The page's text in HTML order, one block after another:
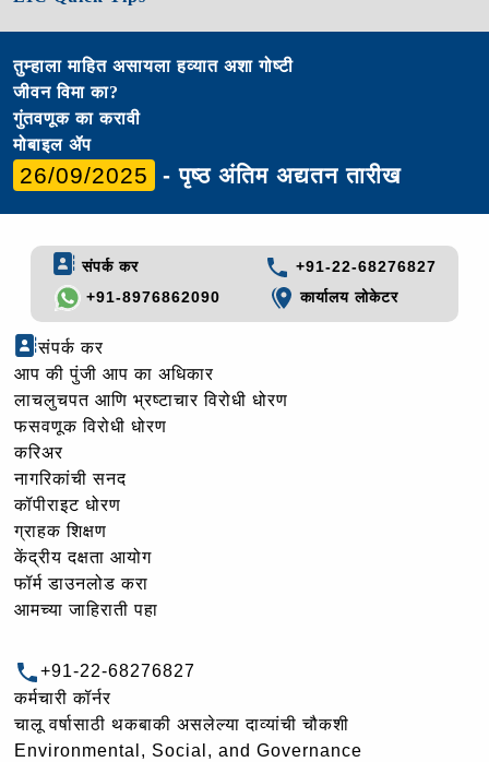
तुम्हाला माहित असायला हव्यात अशा गोष्टी
जीवन विमा का?
गुंतवणूक का करावी
मोबाइल ॲप
26/09/2025 - पृष्ठ अंतिम अद्यतन तारीख
संपर्क कर
+91-22-68276827
+91-8976862090
कार्यालय लोकेटर
संपर्क कर
आप की पुंजी आप का अधिकार
लाचलुचपत आणि भ्रष्टाचार विरोधी धोरण
फसवणूक विरोधी धोरण
करिअर
नागरिकांची सनद
कॉपीराइट धोरण
ग्राहक शिक्षण
केंद्रीय दक्षता आयोग
फॉर्म डाउनलोड करा
आमच्या जाहिराती पहा
+91-22-68276827
कर्मचारी कॉर्नर
चालू वर्षासाठी थकबाकी असलेल्या दाव्यांची चौकशी
Environmental, Social, and Governance